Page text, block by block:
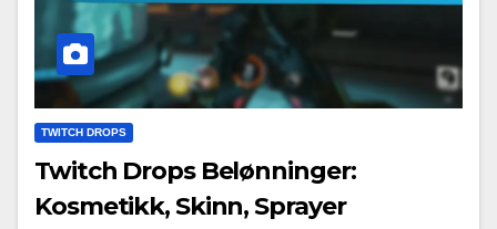
TWITCH DROPS
Twitch Drops Belønninger:
Kosmetikk, Skinn, Sprayer